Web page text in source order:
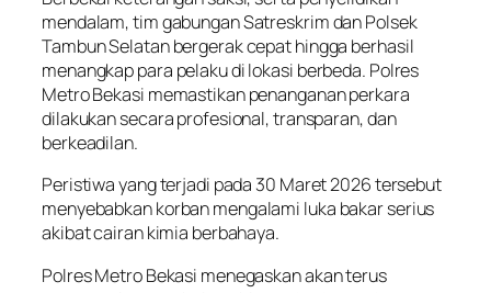
mendalam, tim gabungan Satreskrim dan Polsek
Tambun Selatan bergerak cepat hingga berhasil
menangkap para pelaku di lokasi berbeda. Polres
Metro Bekasi memastikan penanganan perkara
dilakukan secara profesional, transparan, dan
berkeadilan.
Peristiwa yang terjadi pada 30 Maret 2026 tersebut
menyebabkan korban mengalami luka bakar serius
akibat cairan kimia berbahaya.
Polres Metro Bekasi menegaskan akan terus